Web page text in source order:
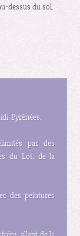
dessus du sol.
Pyrénées.
par des
du Lot, de la
des peintures